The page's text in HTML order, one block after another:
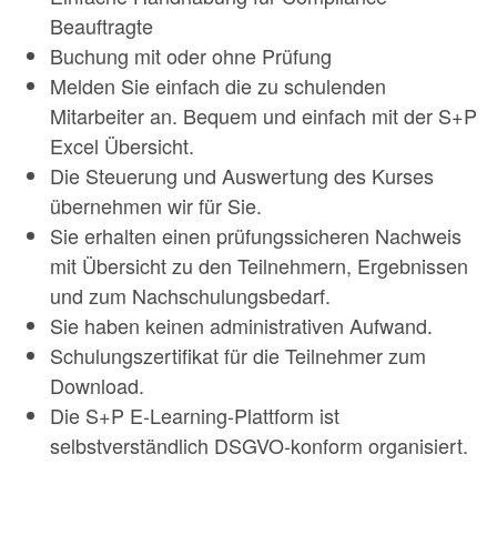
Beauftragte
Buchung mit oder ohne Prüfung
Melden Sie einfach die zu schulenden
Mitarbeiter an. Bequem und einfach mit der S+P
Excel Übersicht.
Die Steuerung und Auswertung des Kurses
übernehmen wir für Sie.
Sie erhalten einen prüfungssicheren Nachweis
mit Übersicht zu den Teilnehmern, Ergebnissen
und zum Nachschulungsbedarf.
Sie haben keinen administrativen Aufwand.
Schulungszertifikat für die Teilnehmer zum
Download.
Die S+P E-Learning-Plattform ist
selbstverständlich DSGVO-konform organisiert.